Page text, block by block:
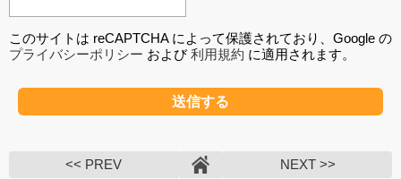
このサイトは reCAPTCHA によって保護されており、Google の
プライバシーポリシー および利用規約 に適用されます。
<< PREV NEXT >>